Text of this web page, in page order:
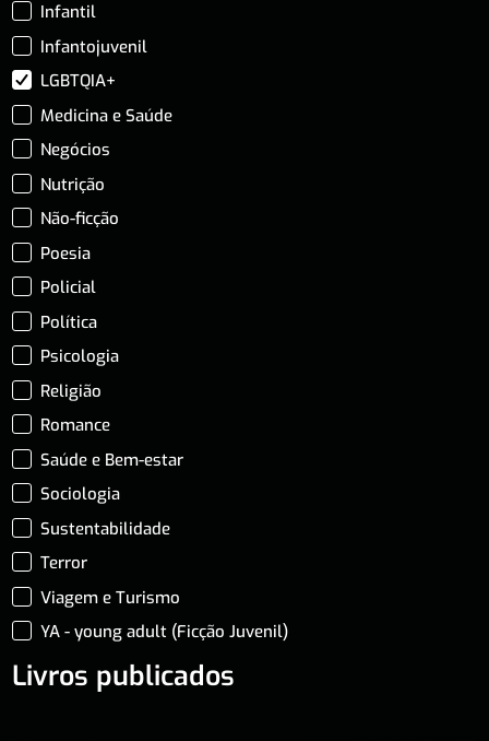
Infantil
Infantojuvenil
LGBTQIA+
Medicina e Saúde
Negócios
Nutrição
Não-ficção
Poesia
Policial
Política
Psicologia
Religião
Romance
Saúde e Bem-estar
Sociologia
Sustentabilidade
Terror
Viagem e Turismo
YA - young adult (Ficção Juvenil)
Livros publicados